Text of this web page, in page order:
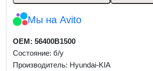
Мы на Avito
OEM: 56400B1500
Состояние: б/у
Производитель: Hyundai-KIA